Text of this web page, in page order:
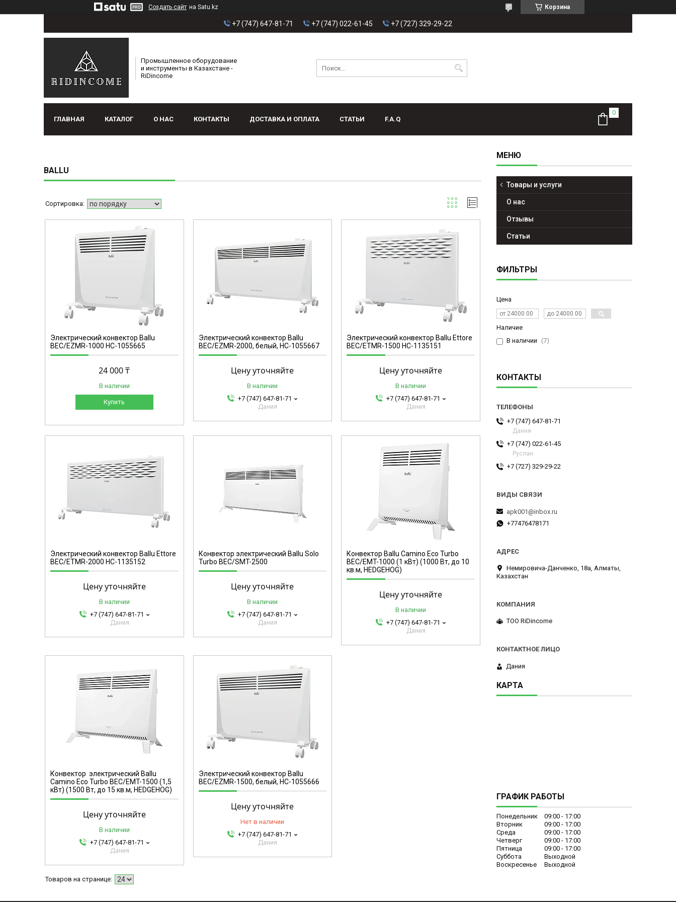
Создать сайт на Satu.kz Корзина
+7 (747) 647-81-71 +7 (747) 022-61-45 +7 (727) 329-29-22
Промышленное оборудование
и инструменты в Казахстане -
RiDincome
ГЛАВНАЯ КАТАЛОГ О НАС КОНТАКТЫ ДОСТАВКА И ОПЛАТА СТАТЬИ F.A.Q
BALLU
Электрический конвектор Ballu
BEC/EZMR-1000 НС-1055665
24 000 ₸
В наличии
Купить
НС-1055667
Электрический конвектор Ballu
BEC/EZMR-2000, белый, НС-1055667
Цену уточняйте
В наличии
+7 (747) 647-81-71
Дания
Электрический конвектор Ballu Ettore
BEC/ETMR-1500 НС-1135151
Цену уточняйте
В наличии
+7 (747) 647-81-71
Дания
Электрический конвектор Ballu Ettore
BEC/ETMR-2000 НС-1135152
Цену уточняйте
В наличии
+7 (747) 647-81-71
Дания
Конвектор электрический Ballu Solo
Turbo BEC/SMT-2500
Цену уточняйте
В наличии
+7 (747) 647-81-71
Дания
BEC/EMT-1000
Конвектор Ballu Camino Eco Turbo
BEC/EMT-1000 (1 кВт) (1000 Вт, до 10
кв.м, HEDGEHOG)
Цену уточняйте
В наличии
+7 (747) 647-81-71
Дания
Конвектор электрический Ballu
Camino Eco Turbo BEC/EMT-1500 (1,5
кВт) (1500 Вт, до 15 кв.м, HEDGEHOG)
Цену уточняйте
В наличии
+7 (747) 647-81-71
Дания
НС-1055666
Электрический конвектор Ballu
BEC/EZMR-1500, белый, НС-1055666
Цену уточняйте
Нет в наличии
+7 (747) 647-81-71
Дания
Товары и услуги
О нас
Отзывы
Статьи
ФИЛЬТРЫ
Цена
Наличие
В наличии
7
КОНТАКТЫ
+7 (747) 647-81-71
Дания
+7 (747) 022-61-45
Руслан
+7 (727) 329-29-22
apk001@inbox.ru
+77476478171
Немировича-Данченко, 18а, Алматы,
Казахстан
ТОО RiDincome
Дания
КАРТА
ГРАФИК РАБОТЫ
Понедельник 09:00
17:00
Вторник
09:00
17:00
Среда
09:00
17:00
Четверг
09:00
17:00
Пятница
09:00
17:00
Суббота
Выходной
Воскресенье
Выходной